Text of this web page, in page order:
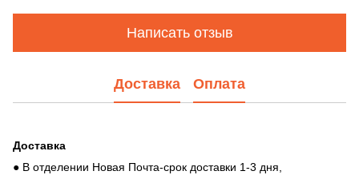
Написать отзыв
Доставка Оплата
Доставка
● В отделении Новая Почта-срок доставки 1-3 дня,